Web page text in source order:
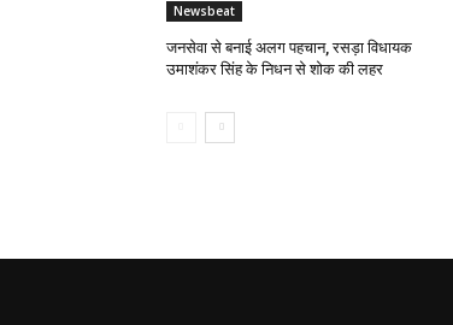
Newsbeat
जनसेवा से बनाई अलग पहचान, रसड़ा विधायक
उमाशंकर सिंह के निधन से शोक की लहर